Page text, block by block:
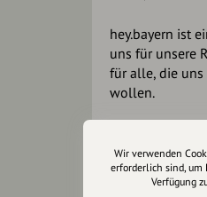
hey.bayern ist
uns für unsere
für alle, die uns
wollen.
Inhalte
Wir verwenden
erforderlich sind, um
Verfügung